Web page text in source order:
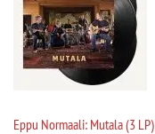
Eppu Normaali: Mutala (3 LP)